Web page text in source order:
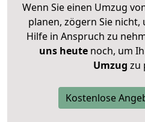
Wenn Sie einen Umzug
planen, zögern Sie
Hilfe in Anspruch zu
uns heutenoch, um
Umzug zu
Kostenlose